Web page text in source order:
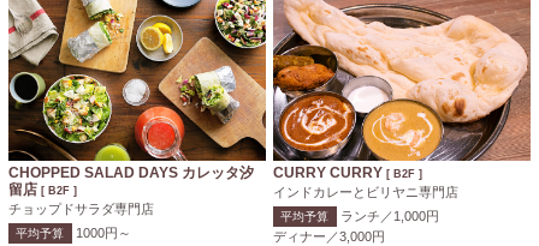
CHOPPED SALAD DAYS カレッタ汐
留店 [ B2F ]
チョップドサラダ専門店
平均予算 1000円～
CURRY CURRY [ B2F ]
インドカレーとビリヤニ専門店
平均予算
ランチ／1,000円
ディナー／3,000円